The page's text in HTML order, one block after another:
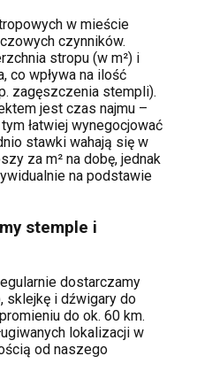
w mieście
czynników.
stropu (w m²) i
co wpływa na ilość
zagęszczenia stempli).
jest czas najmu –
łatwiej wynegocjować
stawki wahają się w
za m² na dobę, jednak
na podstawie
stemple i
dostarczamy
sklejkę i dźwigary do
do ok. 60 km.
lokalizacji w
od naszego